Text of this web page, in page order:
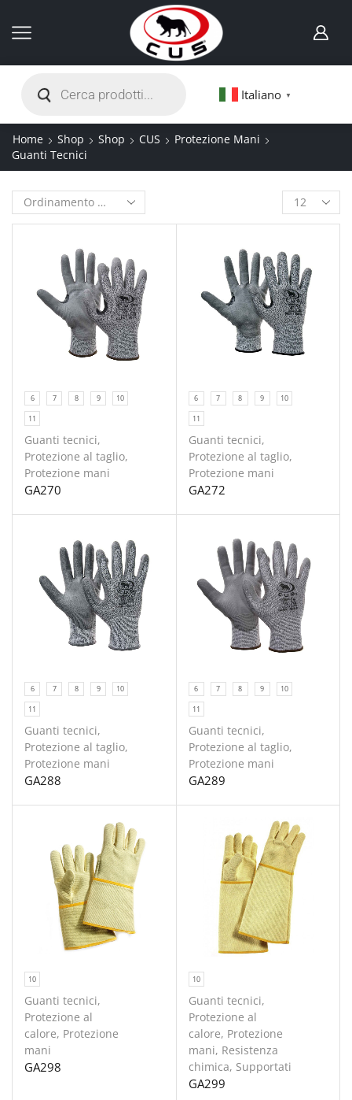
Italiano ▼
Home Shop Shop CUS
Protezione Mani
Guanti Tecnici
6 7 8 9
10
11
Guanti tecnici,
Protezione al taglio,
Protezione mani
GA270
6 7 8 9
10
11
Guanti tecnici,
Protezione al taglio,
Protezione mani
GA272
6 7 8 9
10
11
Guanti tecnici,
Protezione al taglio,
Protezione mani
GA288
6 7 8 9
10
11
Guanti tecnici,
Protezione al taglio,
Protezione mani
GA289
10
Guanti tecnici,
Protezione al
calore, Protezione
mani
GA298
10
Guanti tecnici,
Protezione al
calore, Protezione
mani, Resistenza
chimica, Supportati
GA299